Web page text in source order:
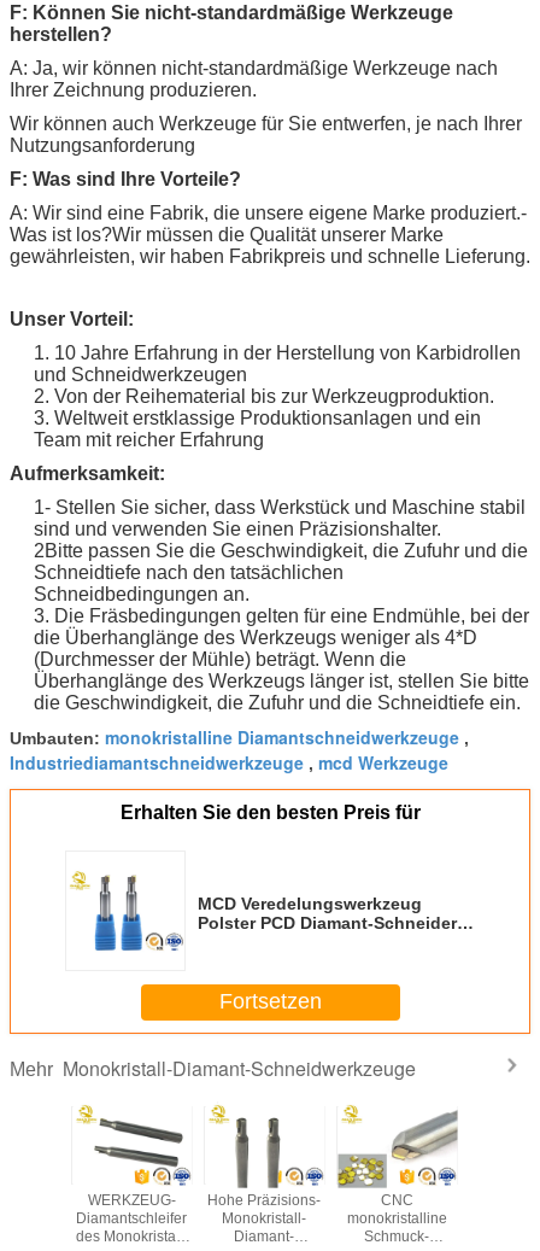
F: Können Sie nicht-standardmäßige Werkzeuge
herstellen?
A: Ja, wir können nicht-standardmäßige Werkzeuge nach
Ihrer Zeichnung produzieren.
Wir können auch Werkzeuge für Sie entwerfen, je nach Ihrer
Nutzungsanforderung
F: Was sind Ihre Vorteile?
A: Wir sind eine Fabrik, die unsere eigene Marke produziert.-
Was ist los?Wir müssen die Qualität unserer Marke
gewährleisten, wir haben Fabrikpreis und schnelle Lieferung.
Unser Vorteil:
1. 10 Jahre Erfahrung in der Herstellung von Karbidrollen
und Schneidwerkzeugen
2. Von der Reihematerial bis zur Werkzeugproduktion.
3. Weltweit erstklassige Produktionsanlagen und ein
Team mit reicher Erfahrung
Aufmerksamkeit:
1- Stellen Sie sicher, dass Werkstück und Maschine stabil
sind und verwenden Sie einen Präzisionshalter.
2Bitte passen Sie die Geschwindigkeit, die Zufuhr und die
Schneidtiefe nach den tatsächlichen
Schneidbedingungen an.
3. Die Fräsbedingungen gelten für eine Endmühle, bei der
die Überhanglänge des Werkzeugs weniger als 4*D
(Durchmesser der Mühle) beträgt. Wenn die
Überhanglänge des Werkzeugs länger ist, stellen Sie bitte
die Geschwindigkeit, die Zufuhr und die Schneidtiefe ein.
Umbauten: monokristalline Diamantschneidwerkzeuge ,
Industriediamantschneidwerkzeuge , mcd Werkzeuge
Erhalten Sie den besten Preis für
MCD Veredelungswerkzeug
Polster PCD Diamant-Schneider
Werkzeug für Acrylpolieren
Fortsetzen
Mehr Monokristall-Diamant-Schneidwerkzeuge
WERKZEUG-
Diamantschleifer
des Monokristall-
Hohe Präzisions-
Monokristall-
Diamant-
CNC
monokristalline
Schmuck-